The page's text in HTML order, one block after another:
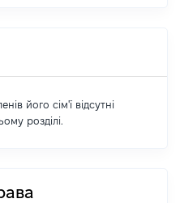
його сім'ї відсутні
розділі.